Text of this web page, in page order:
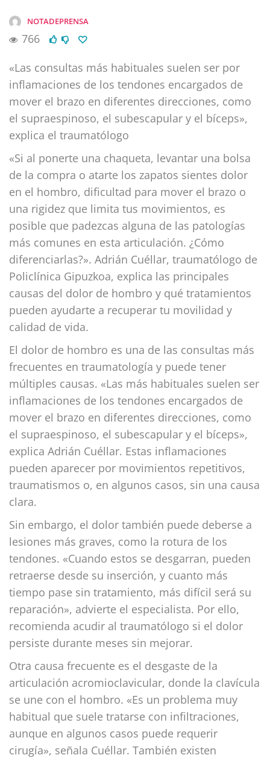
NOTADEPRENSA
766
«Las consultas más habituales suelen ser por
inflamaciones de los tendones encargados de
mover el brazo en diferentes direcciones, como
el supraespinoso, el subescapular y el bíceps»,
explica el traumatólogo
«Si al ponerte una chaqueta, levantar una bolsa
de la compra o atarte los zapatos sientes dolor
en el hombro, dificultad para mover el brazo o
una rigidez que limita tus movimientos, es
posible que padezcas alguna de las patologías
más comunes en esta articulación. ¿Cómo
diferenciarlas?». Adrián Cuéllar, traumatólogo de
Policlínica Gipuzkoa, explica las principales
causas del dolor de hombro y qué tratamientos
pueden ayudarte a recuperar tu movilidad y
calidad de vida.
El dolor de hombro es una de las consultas más
frecuentes en traumatología y puede tener
múltiples causas. «Las más habituales suelen ser
inflamaciones de los tendones encargados de
mover el brazo en diferentes direcciones, como
el supraespinoso, el subescapular y el bíceps»,
explica Adrián Cuéllar. Estas inflamaciones
pueden aparecer por movimientos repetitivos,
traumatismos o, en algunos casos, sin una causa
clara.
Sin embargo, el dolor también puede deberse a
lesiones más graves, como la rotura de los
tendones. «Cuando estos se desgarran, pueden
retraerse desde su inserción, y cuanto más
tiempo pase sin tratamiento, más difícil será su
reparación», advierte el especialista. Por ello,
recomienda acudir al traumatólogo si el dolor
persiste durante meses sin mejorar.
Otra causa frecuente es el desgaste de la
articulación acromioclavicular, donde la clavícula
se une con el hombro. «Es un problema muy
habitual que suele tratarse con infiltraciones,
aunque en algunos casos puede requerir
cirugía», señala Cuéllar. También existen